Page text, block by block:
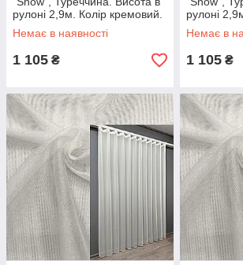
рулоні 2,9м. Колір кремовий.
Код 1203т Готова тюль з
тасьмою (4х2.7м.)
Немає в наявності
1 105 ₴
рулоні
Код 1203т
тасьмою
Немає в
1 105 ₴